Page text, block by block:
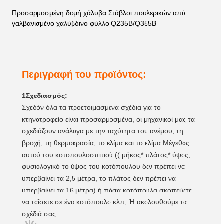
Προσαρμοσμένη δομή χάλυβα Στάβλοι πουλερικών από
γαλβανισμένο χαλύβδινο φύλλο Q235B/Q355B
Περιγραφή του προϊόντος:
1Σχεδιασμός:
Σχεδόν όλα τα προετοιμασμένα σχέδια για το
κτηνοτροφείο είναι προσαρμοσμένα, οι μηχανικοί μας τα
σχεδιάζουν ανάλογα με την ταχύτητα του ανέμου, τη
βροχή, τη θερμοκρασία, το κλίμα και το κλίμα.Μέγεθος
αυτού του κοτοπουλοσπιτιού (( μήκος* πλάτος* ύψος,
φυσιολογικό το ύψος του κοτόπουλου δεν πρέπει να
υπερβαίνει τα 2,5 μέτρα, το πλάτος δεν πρέπει να
υπερβαίνει τα 16 μέτρα) ή πόσα κοτόπουλα σκοπεύετε
να ταΐσετε σε ένα κοτόπουλο κλπ; Ή ακολουθούμε τα
σχέδιά σας.